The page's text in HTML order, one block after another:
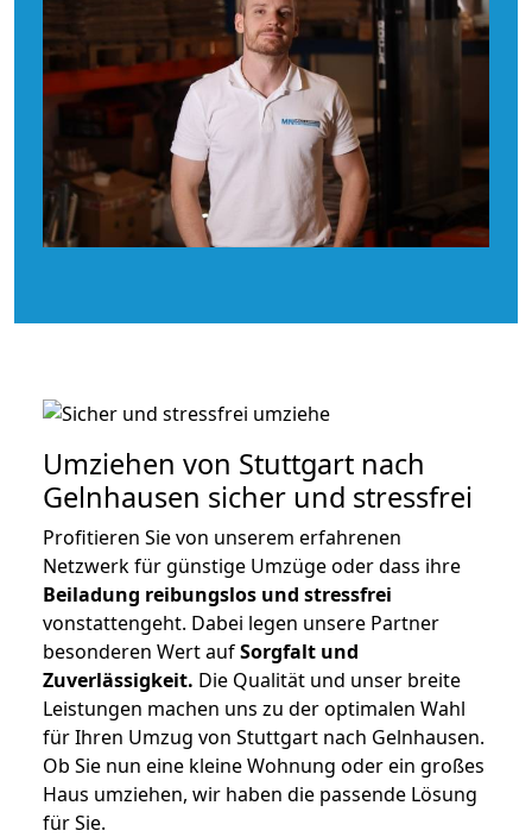
Umziehen von Stuttgart nach
Gelnhausen sicher und stressfrei
Profitieren Sie von unserem erfahrenen
Netzwerk für günstige Umzüge oder dass ihre
Beiladung reibungslos und stressfrei
vonstattengeht. Dabei legen unsere Partner
besonderen Wert aufSorgfalt und
Zuverlässigkeit. Die Qualität und unser breite
Leistungen machen uns zu der optimalen Wahl
für Ihren Umzug von Stuttgart nach Gelnhausen.
Ob Sie nun eine kleine Wohnung oder ein großes
Haus umziehen, wir haben die passende Lösung
für Sie.